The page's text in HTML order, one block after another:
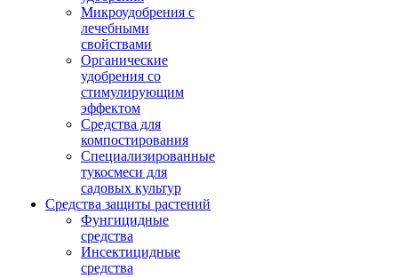
Микроудобрения с
лечебными
свойствами
Органические
удобрения со
стимулирующим
эффектом
Средства для
компостирования
Специализированные
тукосмеси для
садовых культур
Средства защиты растений
Фунгицидные
средства
Инсектицидные
средства